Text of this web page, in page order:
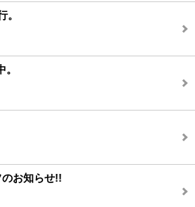
。
お知らせ!!